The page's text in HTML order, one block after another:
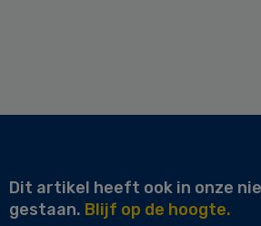
Dit artikel heeft ook in onze
gestaan. Blijf op de hoogte.